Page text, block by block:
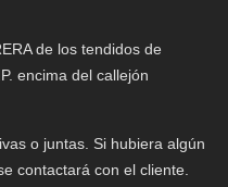
de los tendidos de
encima del callejón
o juntas. Si hubiera algún
contactará con el cliente.